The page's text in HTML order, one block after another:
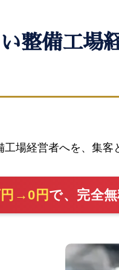
整備工場
場経営者へを、集客
→0円で、完全